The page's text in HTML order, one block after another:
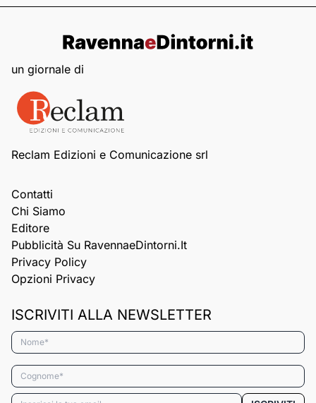
un giornale di
Reclam Edizioni e Comunicazione srl
Contatti
Chi Siamo
Editore
Pubblicità Su RavennaeDintorni.it
Privacy Policy
Opzioni Privacy
ISCRIVITI ALLA NEWSLETTER
Nome*
Cognome*
Email*